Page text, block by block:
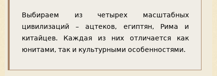
Выбираем из четырех масштабных
цивилизаций – ацтеков, египтян, Рима и
китайцев. Каждая из них отличается как
юнитами, так и культурными особенностями.